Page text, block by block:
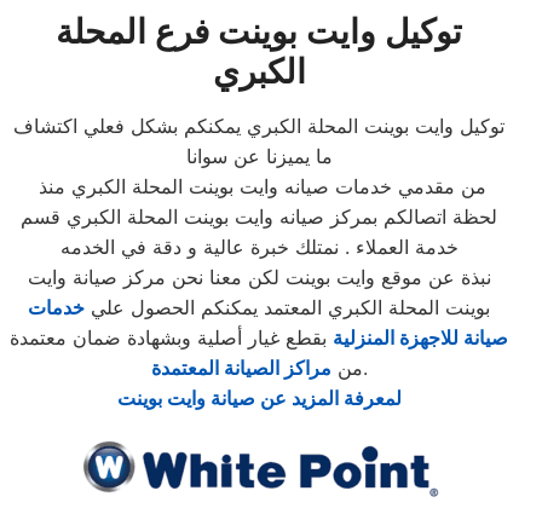
توكيل وايت بوينت فرع المحلة
الكبري
توكيل وايت بوينت المحلة الكبري يمكنكم بشكل فعلي اكتشاف
ما يميزنا عن سوانا
لحظة اتصالكم بمركز صيانه وايت بوينت المحلة الكبري قسم
خدمة العملاء . نمتلك خبرة عالية و دقة في الخدمه
نبذة عن موقع وايت بوينت لكن معنا نحن مركز صيانة وايت
بوينت المحلة الكبري المعتمد يمكنكم الحصول علي خدمات
صيانة للاجهزة المنزلية بقطع غيار أصلية وبشهادة ضمان معتمدة
من مراكز الصيانة المعتمدة
.
لمعرفة المزيد عن صيانة وايت بوينت